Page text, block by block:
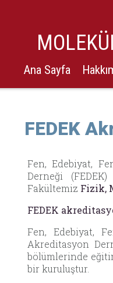
Ana Sayfa
FEDEK
Fen, Edebiyat,
Derneği
Fakültemiz Fizik,
FEDEK
Fen, Edebiyat,
Akreditasyon
bölümlerinde
bir kuruluştur.